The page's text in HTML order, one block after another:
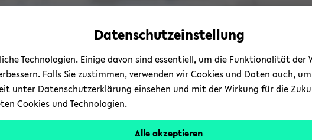
Automatische
vermeiden
zum
wechseln
zum
wechseln
zum
wechseln
Datenschutzeinstellung
Technologien. Einige davon sind essentiell, um die Funktionalität
Falls Sie zustimmen, verwenden wir Cookies und Daten auch,
unter Datenschutzerklärung einsehen und mit der Wirkung für die
Cookies und Technologien.
Alle akzeptieren